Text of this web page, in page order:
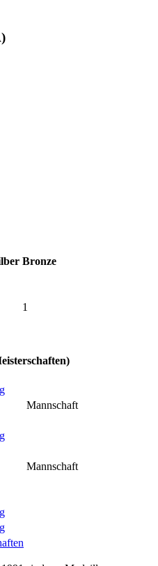
Bronze
1
Mannschaft
Mannschaft